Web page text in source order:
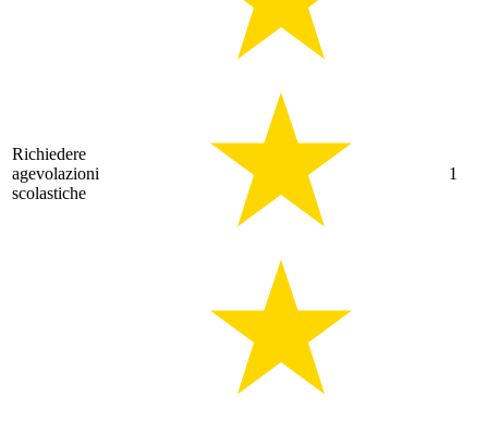
Richiedere
agevolazioni
scolastiche
1